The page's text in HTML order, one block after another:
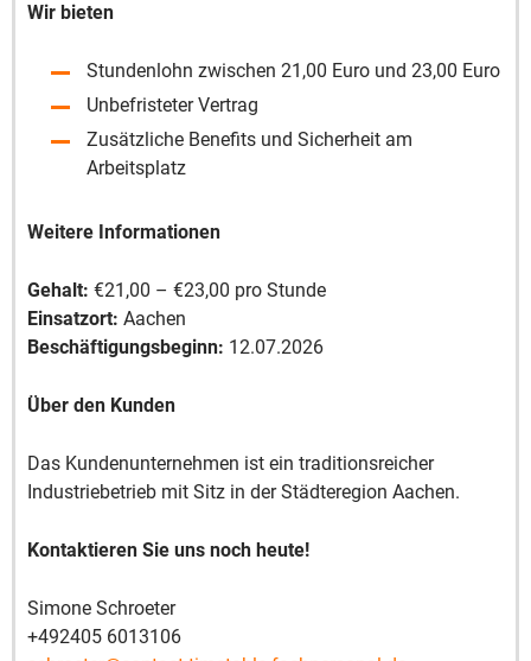
Wir bieten
Stundenlohn zwischen 21,00 Euro und 23,00 Euro
Unbefristeter Vertrag
Zusätzliche Benefits und Sicherheit am
Arbeitsplatz
Weitere Informationen
Gehalt: €21,00 – €23,00 pro Stunde
Einsatzort: Aachen
Beschäftigungsbeginn: 12.07.2026
Über den Kunden
Das Kundenunternehmen ist ein traditionsreicher
Industriebetrieb mit Sitz in der Städteregion Aachen.
Kontaktieren Sie uns noch heute!
Simone Schroeter
+492405 6013106